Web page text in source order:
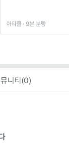
아티클 · 9분 분량
니티(0)